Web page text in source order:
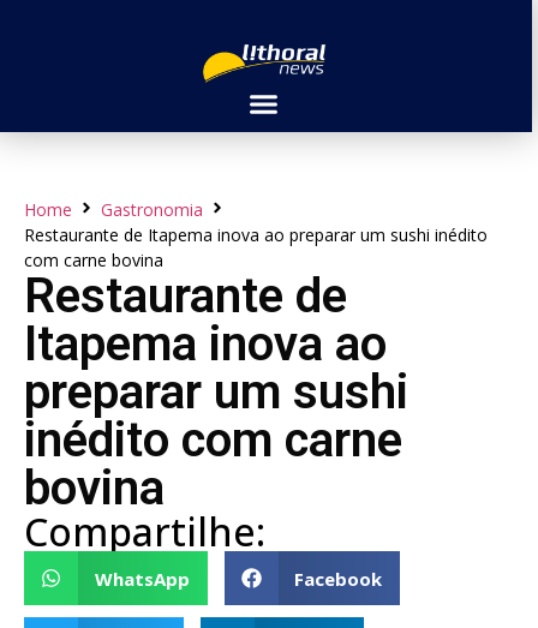
Home
Gastronomia
Restaurante de Itapema inova ao preparar um sushi inédito
com carne bovina
Restaurante de
Itapema inova ao
preparar um sushi
inédito com carne
bovina
Compartilhe:
WhatsApp Facebook